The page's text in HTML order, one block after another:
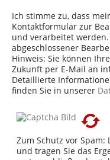
Ich stimme zu, dass
Kontaktformular zur
und verarbeitet
abgeschlossener
Hinweis: Sie können
Zukunft per E-Mail an
Detaillierte
finden Sie in unserer
Zum Schutz vor Spam:
und tragen Sie das